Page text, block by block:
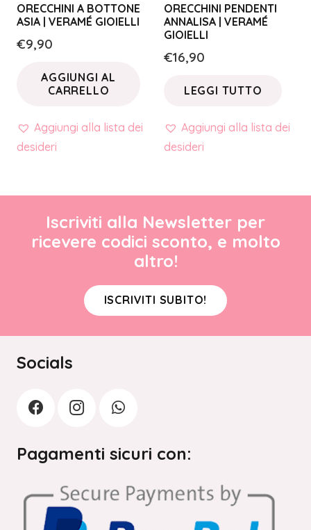
ORECCHINI A BOTTONE
ASIA | VERAMÉ GIOIELLI
€9,90
AGGIUNGI AL
CARRELLO
Aggiungi alla lista dei
desideri
ORECCHINI PENDENTI
ANNALISA | VERAMÉ
GIOIELLI
€16,90
LEGGI TUTTO
Aggiungi alla lista dei
desideri
Iscriviti alla Newsletter per
ricevere codici sconto, e molto
altro!
ISCRIVITI SUBITO!
Socials
Pagamenti sicuri con: